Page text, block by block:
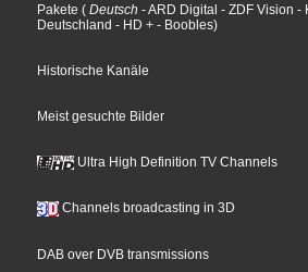
Pakete ( Deutsch - ARD Digital - ZDF Vision -
Deutschland - HD + - Boobles)
Historische Kanäle
Meist gesuchte Bilder
Ultra High Definition TV Channels
Channels broadcasting in 3D
DAB over DVB transmissions